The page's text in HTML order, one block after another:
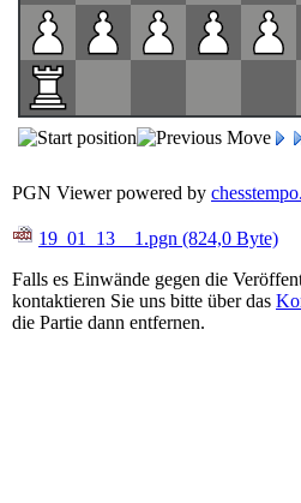
PGN Viewer powered by
19_01_13__1.pgn (824,0 Byte)
Falls es Einwände gegen die
kontaktieren Sie uns bitte über das
die Partie dann entfernen.